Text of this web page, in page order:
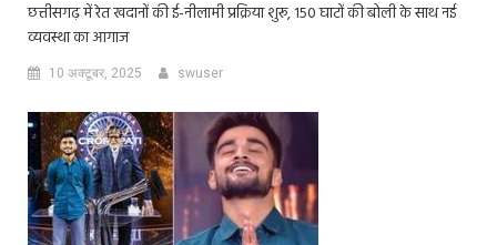
छत्तीसगढ़ में रेत खदानों की ई-नीलामी प्रक्रिया शुरू, 150 घाटों की बोली के साथ नई
व्यवस्था का आगाज
10 अक्टूबर, 2025 swuser